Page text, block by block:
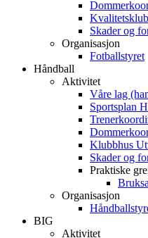
Skader og
Organisasjon
Fotballstyret
Håndball
Aktivitet
Våre lag
Sportsplan
Klubbhus
Skader og
Praktiske
Organisasjon
BIG
Aktivitet